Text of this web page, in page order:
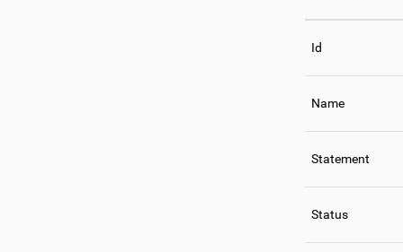
Id
Name
Statement
Status